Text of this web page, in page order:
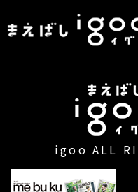
igoo ALL